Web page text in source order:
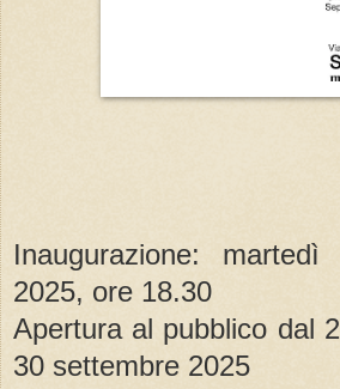
Inaugurazione:
2025, ore 18.30
Apertura al pubblico dal
30 settembre 2025